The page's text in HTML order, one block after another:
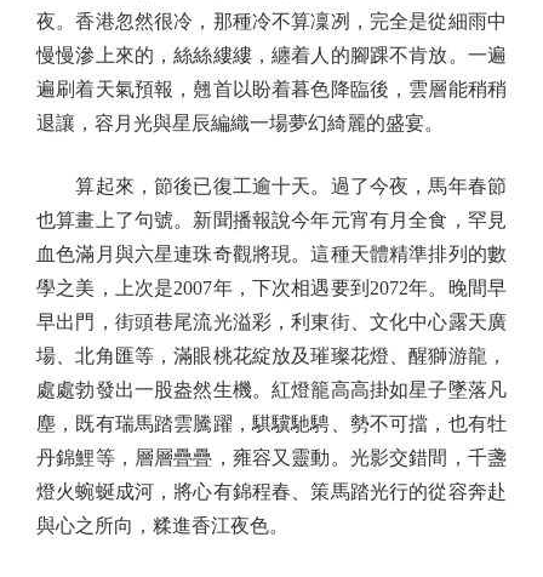
夜。香港忽然很冷，那種冷不算凜冽，完全是從細雨中
慢慢滲上來的，絲絲縷縷，纏着人的腳踝不肯放。一遍
遍刷着天氣預報，翹首以盼着暮色降臨後，雲層能稍稍
退讓，容月光與星辰編織一場夢幻綺麗的盛宴。
算起來，節後已復工逾十天。過了今夜，馬年春節
也算畫上了句號。新聞播報說今年元宵有月全食，罕見
血色滿月與六星連珠奇觀將現。這種天體精準排列的數
學之美，上次是2007年，下次相遇要到2072年。晚間早
早出門，街頭巷尾流光溢彩，利東街、文化中心露天廣
場、北角匯等，滿眼桃花綻放及璀璨花燈、醒獅游龍，
處處勃發出一股盎然生機。紅燈籠高高掛如星子墜落凡
塵，既有瑞馬踏雲騰躍，騏驥馳騁、勢不可擋，也有牡
丹錦鯉等，層層疊疊，雍容又靈動。光影交錯間，千盞
燈火蜿蜒成河，將心有錦程春、策馬踏光行的從容奔赴
與心之所向，糅進香江夜色。